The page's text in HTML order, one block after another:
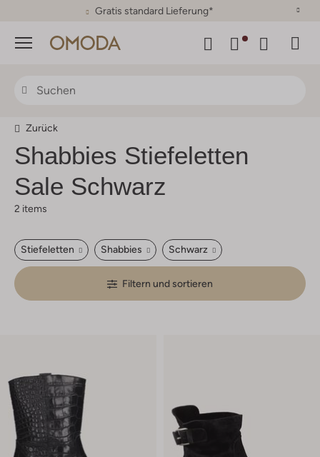
30 Tage Rückgaberecht
Menü
Zurück
Shabbies Stiefeletten
Sale Schwarz
2 items
Stiefeletten Shabbies Schwarz
Filtern und sortieren